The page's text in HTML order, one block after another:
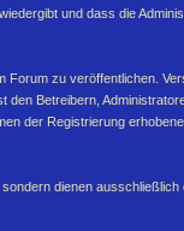
und dass die
Forum zu veröffentlichen.
den Betreibern,
der Registrierung
dienen ausschließlich